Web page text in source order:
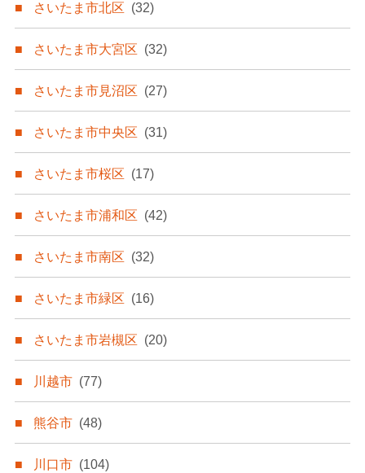
さいたま市北区 (32)
さいたま市大宮区 (32)
さいたま市見沼区 (27)
さいたま市中央区 (31)
さいたま市桜区 (17)
さいたま市浦和区 (42)
さいたま市南区 (32)
さいたま市緑区 (16)
さいたま市岩槻区 (20)
川越市 (77)
熊谷市 (48)
川口市 (104)